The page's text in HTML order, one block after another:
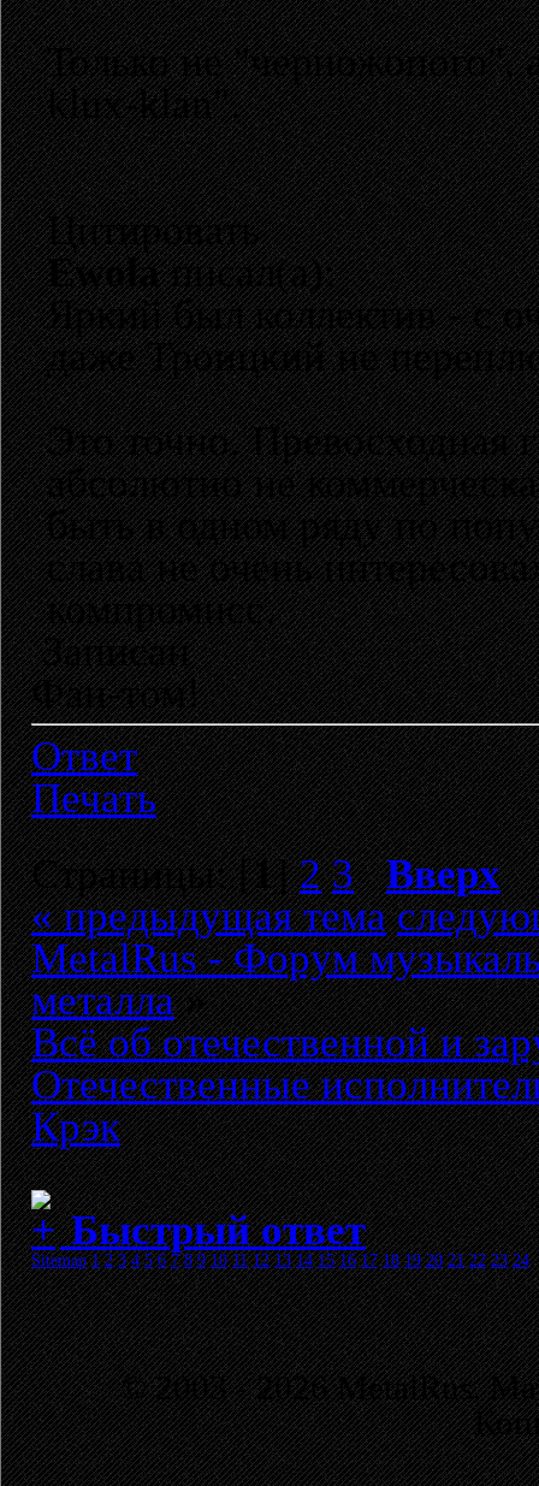
Только не "черножопого",
klux-klan".
Цитировать
Ewolaписал(а):
Яркий был коллектив - с
даже Троицкий не
Это точно. Превосходная
абсолютно не
быть в одном ряду по
слава не очень
компромисс.
Записан
Фан-том!
Ответ
Печать
Страницы: [1]2 3
Вверх
« предыдущая тема
MetalRus - Форум
металла»
Всё об отечественной и
Отечественные
Крэк
Быстрый ответ
Sitemap 1 2 3 4 5 6 7 8 9 10 11 12 13 14 15 16 17 18 19 20 21 22 23 24
© 2003 - 2026 MetalRus.